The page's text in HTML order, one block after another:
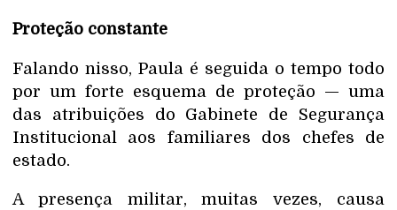
Proteção constante
Falando nisso, Paula é seguida o tempo todo
por um forte esquema de proteção — uma
das atribuições do Gabinete de Segurança
Institucional aos familiares dos chefes de
estado.
A presença militar, muitas vezes, causa